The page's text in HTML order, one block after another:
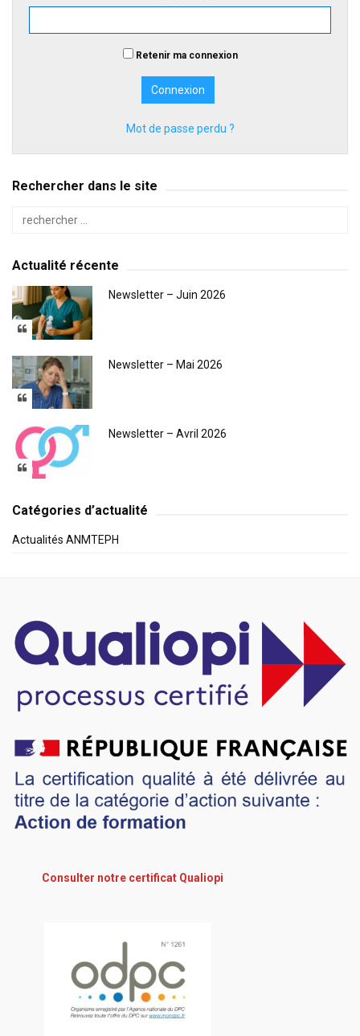
Retenir ma connexion
Mot de passe perdu ?
Rechercher dans le site
Actualité récente
Newsletter – Juin 2026
Newsletter – Mai 2026
Newsletter – Avril 2026
Catégories d’actualité
Actualités ANMTEPH
Consulter notre certificat Qualiopi